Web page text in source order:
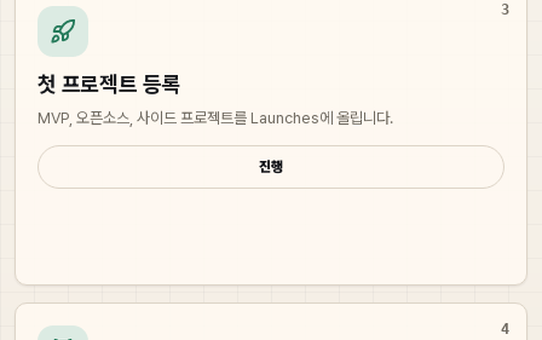
3
첫 프로젝트 등록
MVP, 오픈소스, 사이드 프로젝트를 Launches에 올립니다.
진행
4